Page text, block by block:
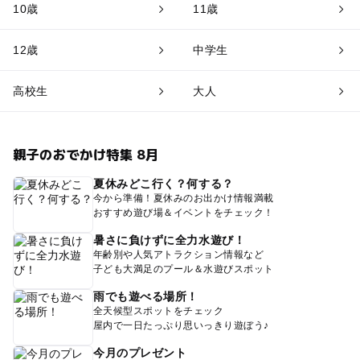
10歳 11歳
12歳 中学生
高校生 大人
親子のおでかけ特集 8月
夏休みどこ行く？何する？
今から準備！夏休みのお出かけ情報満載
おすすめ遊び場＆イベントをチェック！
暑さに負けずに全力水遊び！
年齢別や人気アトラクション情報など
子ども大満足のプール＆水遊びスポット
雨でも遊べる場所！
全天候型スポットをチェック
屋内で一日たっぷり思いっきり遊ぼう♪
今月のプレゼント